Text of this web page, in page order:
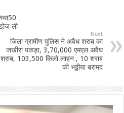
ली
Next
जिला ग्रामीण पुलिस ने अवैध शराब का
जखीरा पकड़ा, 3,70,000 एमएल अवैध
शराब, 103,500 किलो लाहन , 10 शराब
की भठ्ठीया बरामद